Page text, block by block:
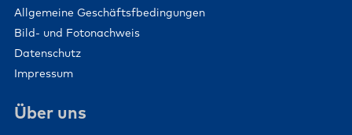
Allgemeine Geschäftsfbedingungen
Bild- und Fotonachweis
Datenschutz
Impressum
Über uns